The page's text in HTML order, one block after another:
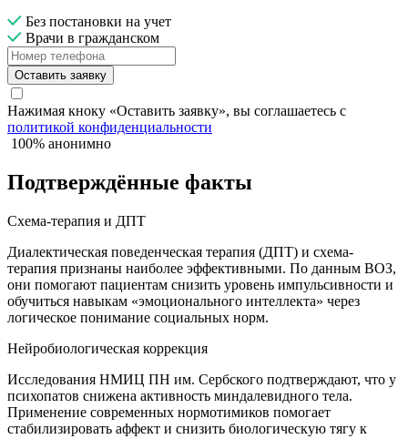
Без постановки на учет
Врачи в гражданском
Оставить заявку
Нажимая кноку «Оставить заявку», вы соглашаетесь с
политикой конфиденциальности
100% анонимно
Подтверждённые факты
Схема-терапия и ДПТ
Диалектическая поведенческая терапия (ДПТ) и схема-
терапия признаны наиболее эффективными. По данным ВОЗ,
они помогают пациентам снизить уровень импульсивности и
обучиться навыкам «эмоционального интеллекта» через
логическое понимание социальных норм.
Нейробиологическая коррекция
Исследования НМИЦ ПН им. Сербского подтверждают, что у
психопатов снижена активность миндалевидного тела.
Применение современных нормотимиков помогает
стабилизировать аффект и снизить биологическую тягу к